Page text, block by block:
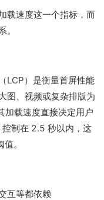
载速度这一个指标，而
。
LCP）是衡量首屏性能
图、视频或复杂排版为
加载速度直接决定用户
制在 2.5 秒以内，这
。
互等都依赖